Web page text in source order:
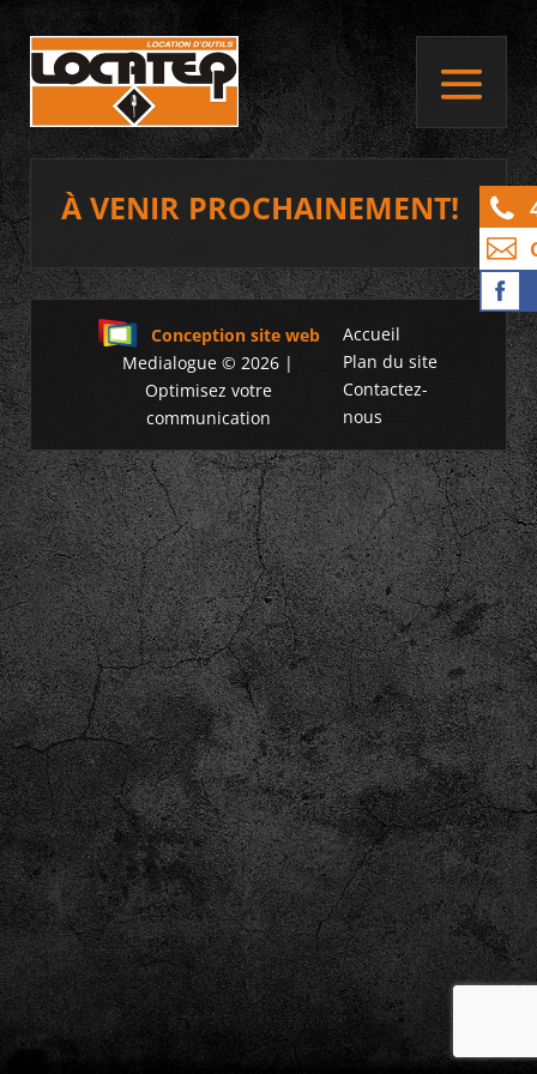
À VENIR PROCHAINEMENT!
Conception site web
Medialogue © 2026 |
Optimisez votre
communication
Accueil
Plan du site
Contactez-
nous